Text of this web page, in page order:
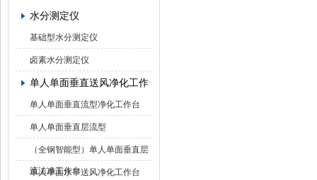
水分测定仪
基础型水分测定仪
卤素水分测定仪
单人单面垂直送风净化工作台
单人单面垂直流型净化工作台
单人单面垂直层流型
（全钢智能型）单人单面垂直层
流洁净工作台
单人单面水平送风净化工作台